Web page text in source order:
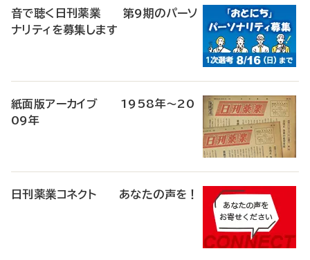
音で聴く日刊薬業 第9期のパーソ
ナリティを募集します
紙面版アーカイブ 1958年～20
09年
日刊薬業コネクト あなたの声を！